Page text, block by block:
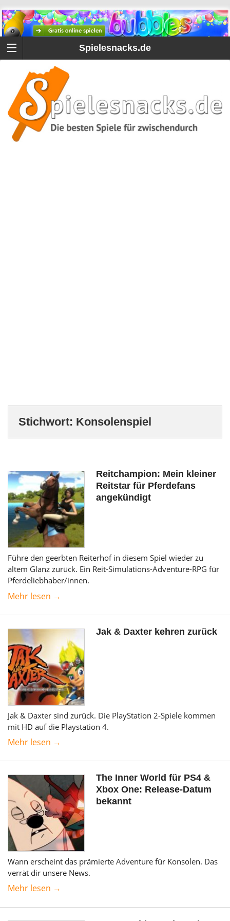
Spielesnacks.de
Stichwort: Konsolenspiel
Reitchampion: Mein kleiner
Reitstar für Pferdefans
angekündigt
Führe den geerbten Reiterhof in diesem Spiel wieder zu
altem Glanz zurück. Ein Reit-Simulations-Adventure-RPG für
Pferdeliebhaber/innen.
Mehr lesen →
Jak & Daxter kehren zurück
Jak & Daxter sind zurück. Die PlayStation 2-Spiele kommen
mit HD auf die Playstation 4.
Mehr lesen →
The Inner World für PS4 &
Xbox One: Release-Datum
bekannt
Wann erscheint das prämierte Adventure für Konsolen. Das
verrät dir unsere News.
Mehr lesen →